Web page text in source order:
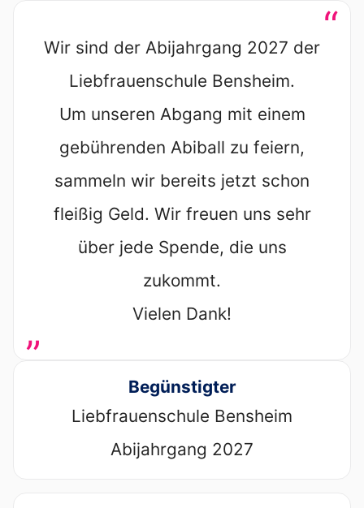
„
“
Wir sind der Abijahrgang 2027 der
Liebfrauenschule Bensheim.
Um unseren Abgang mit einem
gebührenden Abiball zu feiern,
sammeln wir bereits jetzt schon
fleißig Geld. Wir freuen uns sehr
über jede Spende, die uns
zukommt.
Vielen Dank!
Begünstigter
Liebfrauenschule Bensheim
Abijahrgang 2027